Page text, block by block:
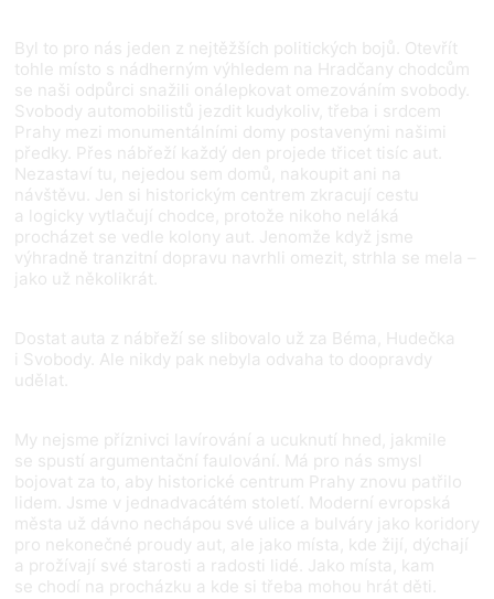
Byl to pro nás jeden z nejtěžších politických bojů. Otevřít
tohle místo s nádherným výhledem na Hradčany chodcům
se naši odpůrci snažili onálepkovat omezováním svobody.
Svobody automobilistů jezdit kudykoliv, třeba i srdcem
Prahy mezi monumentálními domy postavenými našimi
předky. Přes nábřeží každý den projede třicet tisíc aut.
Nezastaví tu, nejedou sem domů, nakoupit ani na
návštěvu. Jen si historickým centrem zkracují cestu
a logicky vytlačují chodce, protože nikoho neláká
procházet se vedle kolony aut. Jenomže když jsme
výhradně tranzitní dopravu navrhli omezit, strhla se mela –
jako už několikrát.
Dostat auta z nábřeží se slibovalo už za Béma, Hudečka
i Svobody. Ale nikdy pak nebyla odvaha to doopravdy
udělat.
My nejsme příznivci lavírování a ucuknutí hned, jakmile
se spustí argumentační faulování. Má pro nás smysl
bojovat za to, aby historické centrum Prahy znovu patřilo
lidem. Jsme v jednadvacátém století. Moderní evropská
města už dávno nechápou své ulice a bulváry jako koridory
pro nekonečné proudy aut, ale jako místa, kde žijí, dýchají
a prožívají své starosti a radosti lidé. Jako místa, kam
se chodí na procházku a kde si třeba mohou hrát děti.